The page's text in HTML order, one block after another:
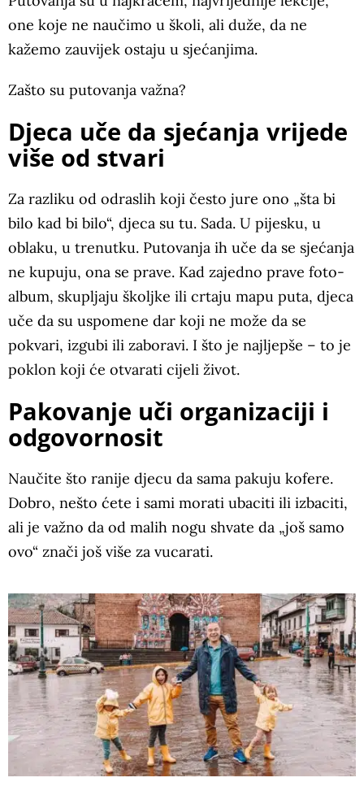
one koje ne naučimo u školi, ali duže, da ne
kažemo zauvijek ostaju u sjećanjima.
Zašto su putovanja važna?
Djeca uče da sjećanja vrijede
više od stvari
Za razliku od odraslih koji često jure ono „šta bi
bilo kad bi bilo“, djeca su tu. Sada. U pijesku, u
oblaku, u trenutku. Putovanja ih uče da se sjećanja
ne kupuju, ona se prave. Kad zajedno prave foto-
album, skupljaju školjke ili crtaju mapu puta, djeca
uče da su uspomene dar koji ne može da se
pokvari, izgubi ili zaboravi. I što je najljepše – to je
poklon koji će otvarati cijeli život.
Pakovanje uči organizaciji i
odgovornosit
Naučite što ranije djecu da sama pakuju kofere.
Dobro, nešto ćete i sami morati ubaciti ili izbaciti,
ali je važno da od malih nogu shvate da „još samo
ovo“ znači još više za vucarati.